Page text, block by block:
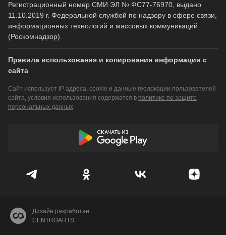
Регистрационный номер СМИ ЭЛ № ФС77-76970, выдано
11.10.2019 г. Федеральной службой по надзору в сфере связи,
информационных технологий и массовых коммуникаций
(Роскомнадзор)
Правила использования и копирования информации с
сайта
Сайт использует IP адреса, cookie и данные геолокации пользователей
сайта, условия использования содержатся в политике по защите
персональных данных.
Дизайн разработан
CENTROARTS